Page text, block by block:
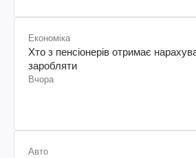
Економіка
Хто з пенсіонерів отримає
заробляти
Вчора
Авто